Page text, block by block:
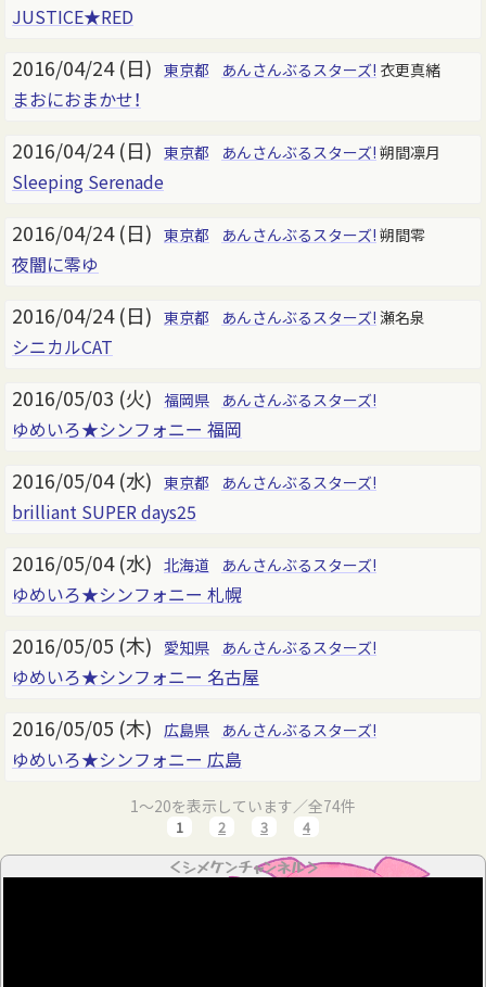
JUSTICE★RED
2016/04/24 (日) 東京都 あんさんぶるスターズ! 衣更真緒
まおにおまかせ！
2016/04/24 (日) 東京都 あんさんぶるスターズ! 朔間凛月
Sleeping Serenade
2016/04/24 (日) 東京都 あんさんぶるスターズ! 朔間零
夜闇に零ゆ
2016/04/24 (日) 東京都 あんさんぶるスターズ! 瀬名泉
シニカルCAT
2016/05/03 (火) 福岡県 あんさんぶるスターズ!
ゆめいろ★シンフォニー 福岡
2016/05/04 (水) 東京都 あんさんぶるスターズ!
brilliant SUPER days25
2016/05/04 (水) 北海道 あんさんぶるスターズ!
ゆめいろ★シンフォニー 札幌
2016/05/05 (木) 愛知県 あんさんぶるスターズ!
ゆめいろ★シンフォニー 名古屋
2016/05/05 (木) 広島県 あんさんぶるスターズ!
ゆめいろ★シンフォニー 広島
1～20を表示しています／全74件
1 2 3 4
＜シメケンチャンネル＞